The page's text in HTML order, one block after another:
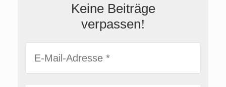
Keine Beiträge
verpassen!